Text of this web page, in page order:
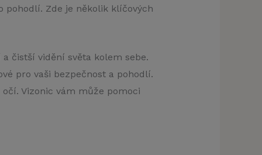
pohodlí. Zde je několik klíčových
čistší vidění světa kolem sebe.
pro vaši bezpečnost a pohodlí.
Vizonic vám může pomoci